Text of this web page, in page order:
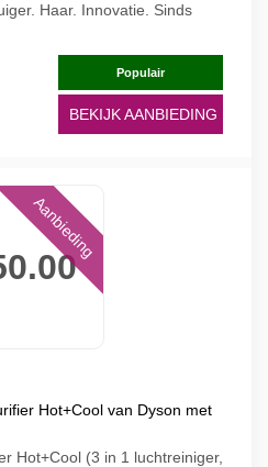
Haar. Innovatie. Sinds
Populair
BEKIJK AANBIEDING
Aanbieding
Hot+Cool van Dyson met
Hot+Cool (3 in 1 luchtreiniger,